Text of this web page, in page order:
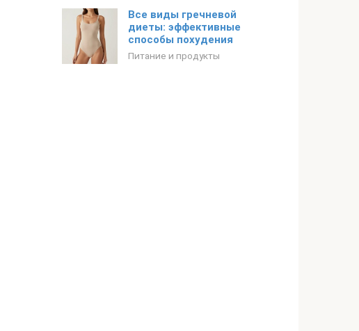
Все виды гречневой
диеты: эффективные
способы похудения
Питание и продукты